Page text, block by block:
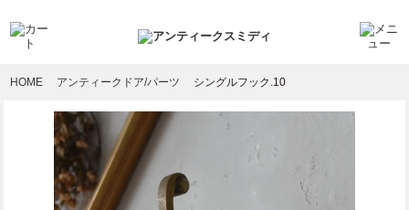
HOME アンティークドア/パーツ シングルフック.10